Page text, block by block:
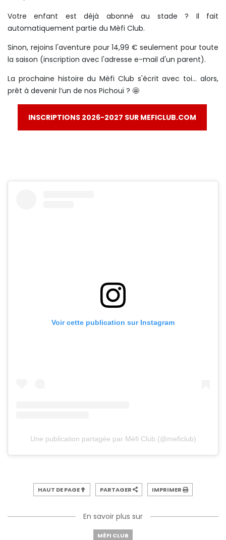
Votre enfant est déjà abonné au stade ? Il fait
automatiquement partie du Mèfi Club.
Sinon, rejoins l'aventure pour 14,99 € seulement pour toute
la saison (inscription avec l'adresse e-mail d'un parent).
La prochaine histoire du Mèfi Club s'écrit avec toi… alors,
prêt à devenir l’un de nos Pichouï ? 🤩
INSCRIPTIONS 2026-2027 SUR MEFICLUB.COM
Voir cette publication sur Instagram
Une publication partagée par Mèfi Club (@meficlub)
HAUT DE PAGE PARTAGER IMPRIMER
En savoir plus sur
MÈFI CLUB